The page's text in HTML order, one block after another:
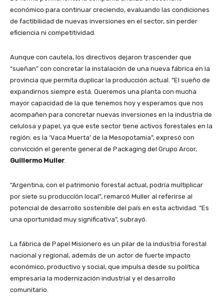
económico para continuar creciendo, evaluando las condiciones
de factibilidad de nuevas inversiones en el sector, sin perder
eficiencia ni competitividad.
Aunque con cautela, los directivos dejaron trascender que
“sueñan” con concretar la instalación de una nueva fábrica en la
provincia que permita duplicar la producción actual. “El sueño de
expandirnos siempre está. Queremos una planta con mucha
mayor capacidad de la que tenemos hoy y esperamos que nos
acompañen para concretar nuevas inversiones en la industria de
celulosa y papel, ya que este sector tiene activos forestales en la
región; es la ‘Vaca Muerta’ de la Mesopotamia”, expresó con
convicción el gerente general de Packaging del Grupo Arcor,
Guillermo Muller
“Argentina, con el patrimonio forestal actual, podría multiplicar
por siete su producción local”, remarcó Muller al referirse al
potencial de desarrollo sostenible del país en esta actividad. “Es
una oportunidad muy significativa”, subrayó.
La fábrica de Papel Misionero es un pilar de la industria forestal
nacional y regional, además de un actor de fuerte impacto
económico, productivo y social, que impulsa desde su política
empresaria la modernización industrial y el desarrollo
comunitario.